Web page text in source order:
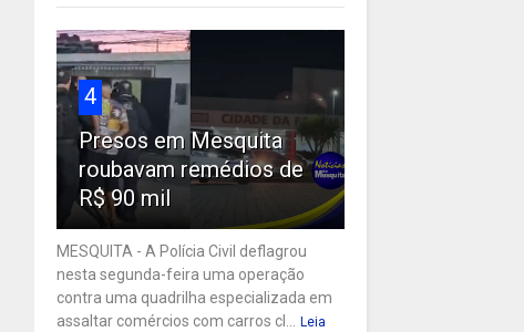
4
Presos em Mesquita
roubavam remédios de
R$ 90 mil
MESQUITA - A Polícia Civil deflagrou
nesta segunda-feira uma operação
contra uma quadrilha especializada em
assaltar comércios com carros cl... Leia